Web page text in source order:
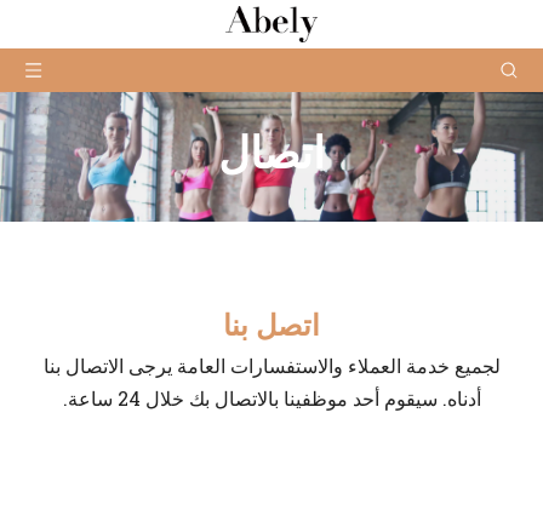
اتصال
اتصل بنا
لجميع خدمة العملاء والاستفسارات العامة يرجى الاتصال بنا
أدناه. سيقوم أحد موظفينا بالاتصال بك خلال 24 ساعة.